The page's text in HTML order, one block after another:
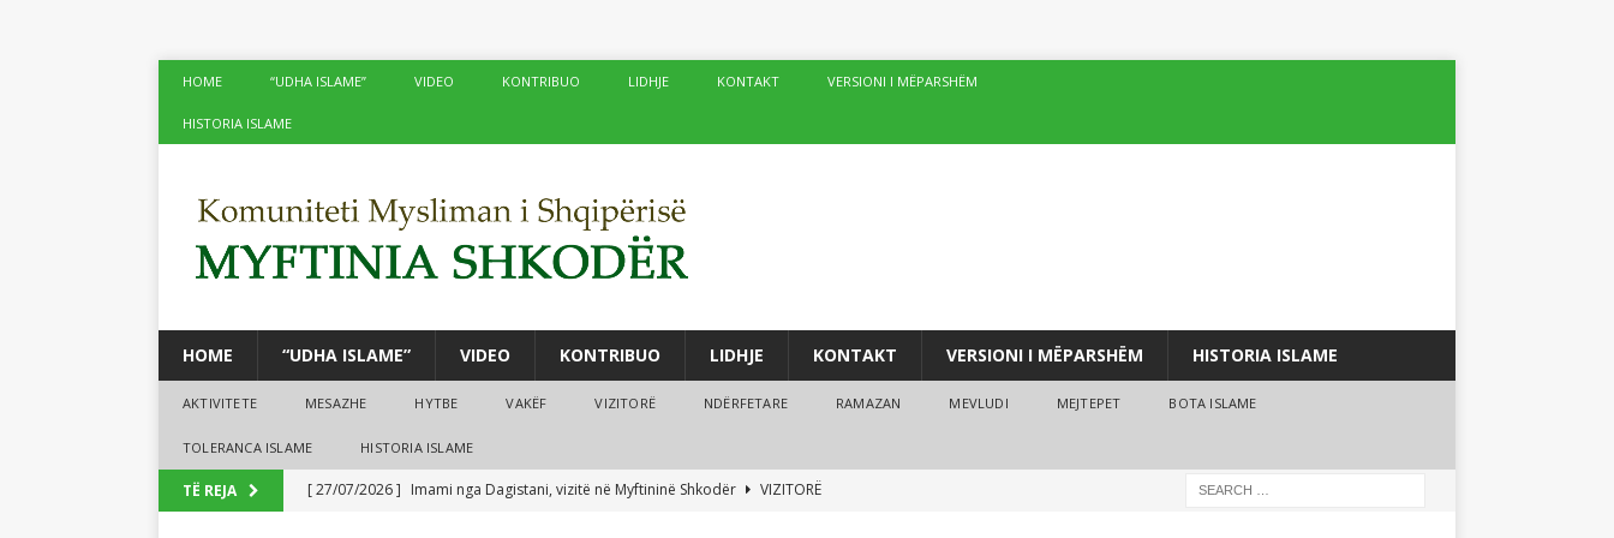
HOME “UDHA ISLAME” VIDEO KONTRIBUO LIDHJE KONTAKT VERSIONI I MËPARSHËM
HISTORIA ISLAME
HOME “UDHA ISLAME” VIDEO KONTRIBUO LIDHJE KONTAKT VERSIONI I MËPARSHËM HISTORIA ISLAME
AKTIVITETE MESAZHE HYTBE VAKËF VIZITORË NDËRFETARE RAMAZAN MEVLUDI MEJTEPET BOTA ISLAME
TOLERANCA ISLAME HISTORIA ISLAME
TË REJA [ 27/07/2026 ] Imami nga Dagistani, vizitë në Myftininë Shkodër
VIZITORË